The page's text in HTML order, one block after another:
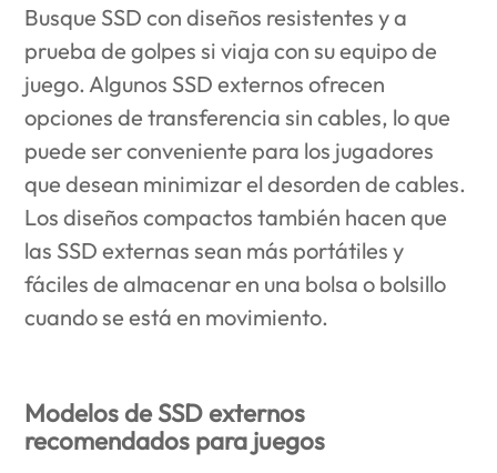
Busque SSD con diseños resistentes y a
prueba de golpes si viaja con su equipo de
juego. Algunos SSD externos ofrecen
opciones de transferencia sin cables, lo que
puede ser conveniente para los jugadores
que desean minimizar el desorden de cables.
Los diseños compactos también hacen que
las SSD externas sean más portátiles y
fáciles de almacenar en una bolsa o bolsillo
cuando se está en movimiento.
Modelos de SSD externos
recomendados para juegos